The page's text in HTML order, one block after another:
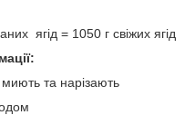
ягід = 1050 г свіжих ягід
та нарізають